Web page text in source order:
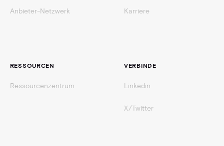
Anbieter-Netzwerk Karriere
RESSOURCEN
Ressourcenzentrum
VERBINDE
Linkedin
X/Twitter